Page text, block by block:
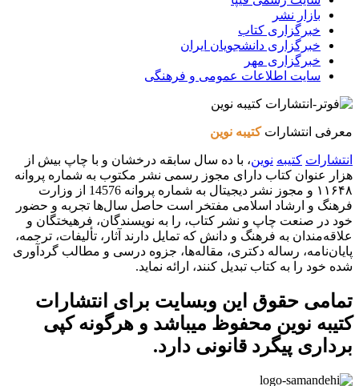
بازار نشر
خبرگزاری کتاب
خبرگزاری دانشجویان ایران
خبرگزاری مهر
سایت اطلاعات عمومی و فرهنگی
معرفی انتشاراتکتیبه نوین
انتشارات کتیبه نوین، با ده سال سابقه درخشان و با چاپ بیش از
هزار عنوان کتاب دارای مجوز رسمی نشر مکتوب به شماره پروانه
۱۱۶۴۸ و مجوز نشر دیجیتال به شماره پروانه 14576 از وزارت
فرهنگ و ارشاد اسلامی مفتخر است حاصل سال‌ها تجربه و حضور
خود در صنعت چاپ و نشر کتاب، را به نویسندگان، فرهیختگان و
علاقه‌مندان به فرهنگ و دانش که تمایل دارند آثار، تألیفات، ترجمه،
پایان‌نامه، رساله دکتری، مقاله‌ها، جزوه درسی و مطالب گردآوری
شده خود را به کتاب تبدیل کنند، ارائه نماید.
تمامی حقوق این وبسایت برای انتشارات
کتیبه نوین محفوظ میباشد و هرگونه کپی
برداری پیگرد قانونی دارد.